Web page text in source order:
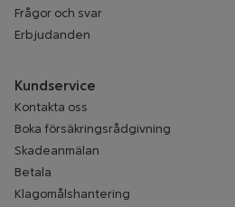
Frågor och svar
Erbjudanden
Kundservice
Kontakta oss
Boka försäkringsrådgivning
Skadeanmälan
Betala
Klagomålshantering